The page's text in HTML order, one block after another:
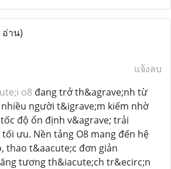
อ่าน)
แจ้งลบ
o8 đang trở th&agrave;nh từ
người t&igrave;m kiếm nhờ
độ ổn định v&agrave; trải
ưu. Nền tảng O8 mang đến hệ
thao t&aacute;c đơn giản
tương th&iacute;ch tr&ecirc;n